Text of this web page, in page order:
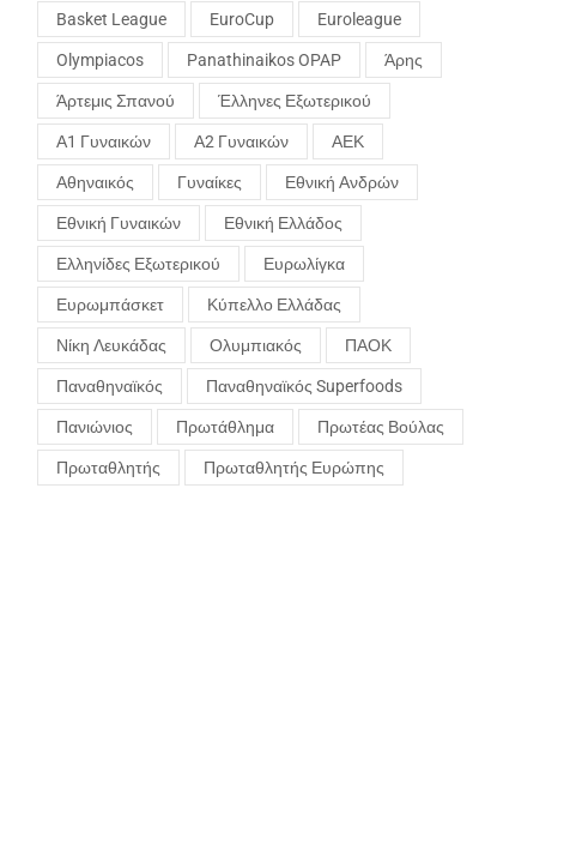
Basket League EuroCup Euroleague
Olympiacos Panathinaikos OPAP Άρης
Άρτεμις Σπανού Έλληνες Εξωτερικού
Α1 Γυναικών Α2 Γυναικών ΑΕΚ
Αθηναικός Γυναίκες Εθνική Ανδρών
Εθνική Γυναικών Εθνική Ελλάδος
Ελληνίδες Εξωτερικού Ευρωλίγκα
Ευρωμπάσκετ Κύπελλο Ελλάδας
Νίκη Λευκάδας Ολυμπιακός ΠΑΟΚ
Παναθηναϊκός Παναθηναϊκός Superfoods
Πανιώνιος Πρωτάθλημα Πρωτέας Βούλας
Πρωταθλητής Πρωταθλητής Ευρώπης